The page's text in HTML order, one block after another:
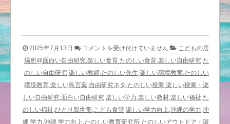
2025年7月13日
楽
し
い
ブ
ッ
ク
レ
コメントを受け付けていません
こどもの居
場所@面白い自由研究,楽しい食育 たのしい食育,楽しい自由研究,た
のしい自由研究,楽しい教師,たのしい先生,楽しい環境教育,たのしい
環境教育,楽しい島言葉,自由研究ネタ,たのしい授業,楽しい授業・楽
しい自由研究,面白い自由研究,楽しい学力,楽しい教材,楽しい福祉,た
のしい福祉,ひとり親世帯,こども食堂,楽しい学力向上,沖縄の学力,沖
縄 学力,沖縄 学力向上,たのしい教育研究所 たのしいアウトドア・環